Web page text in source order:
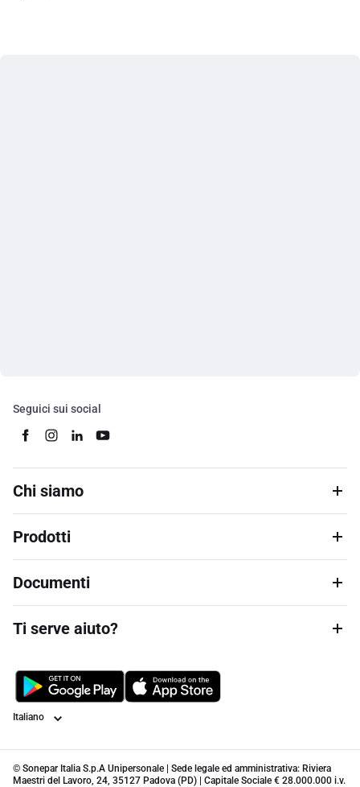
Seguici sui social
Chi siamo
Prodotti
Documenti
Ti serve aiuto?
Lingua
© Sonepar Italia S.p.A Unipersonale | Sede legale ed amministrativa: Riviera
Maestri del Lavoro, 24, 35127 Padova (PD) | Capitale Sociale € 28.000.000 i.v.